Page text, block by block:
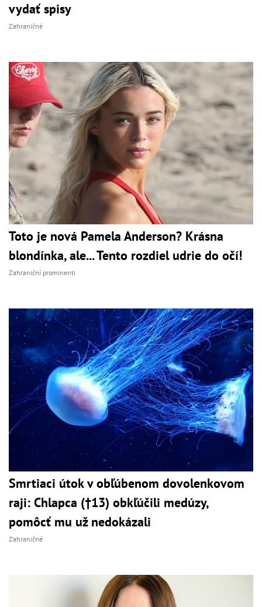
vydať spisy
Zahraničné
Toto je nová Pamela Anderson? Krásna
blondínka, ale... Tento rozdiel udrie do očí!
Zahraniční prominenti
Smrtiaci útok v obľúbenom dovolenkovom
raji: Chlapca (†13) obkľúčili medúzy,
pomôcť mu už nedokázali
Zahraničné